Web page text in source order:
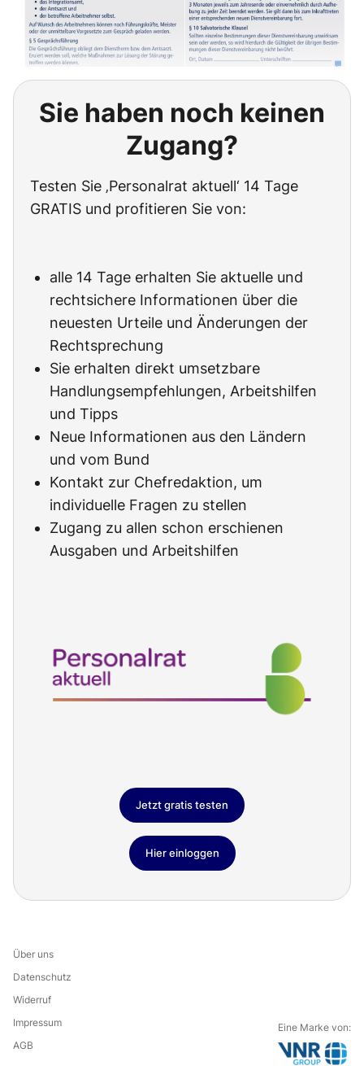
Sie haben noch keinen
Zugang?
Testen Sie ‚Personalrat aktuell‘ 14 Tage
GRATIS und profitieren Sie von:
alle 14 Tage erhalten Sie aktuelle und
rechtsichere Informationen über die
neuesten Urteile und Änderungen der
Rechtsprechung
Sie erhalten direkt umsetzbare
Handlungsempfehlungen, Arbeitshilfen
und Tipps
Neue Informationen aus den Ländern
und vom Bund
Kontakt zur Chefredaktion, um
individuelle Fragen zu stellen
Zugang zu allen schon erschienen
Ausgaben und Arbeitshilfen
Jetzt gratis testen
Hier einloggen
Über uns
Datenschutz
Widerruf
Impressum
AGB
Eine Marke von: